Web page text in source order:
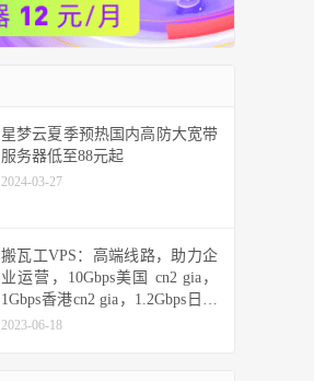
星梦云夏季预热国内高防大宽带
服务器低至88元起
2024-03-27
搬瓦工VPS：高端线路，助力企
业运营，10Gbps美国 cn2 gia，
1Gbps香港cn2 gia，1.2Gbps日本
cn2 gia，10Gbps日本软银
2023-06-18